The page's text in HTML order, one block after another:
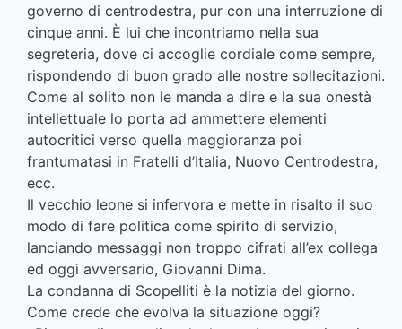
governo di centrodestra, pur con una interruzione di
cinque anni. È lui che incontriamo nella sua
segreteria, dove ci accoglie cordiale come sempre,
rispondendo di buon grado alle nostre sollecitazioni.
Come al solito non le manda a dire e la sua onestà
intellettuale lo porta ad ammettere elementi
autocritici verso quella maggioranza poi
frantumatasi in Fratelli d’Italia, Nuovo Centrodestra,
ecc.
Il vecchio leone si infervora e mette in risalto il suo
modo di fare politica come spirito di servizio,
lanciando messaggi non troppo cifrati all’ex collega
ed oggi avversario, Giovanni Dima.
La condanna di Scopelliti è la notizia del giorno.
Come crede che evolva la situazione oggi?